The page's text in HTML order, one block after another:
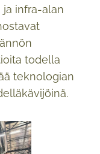
infra-alan
todella
teknologian